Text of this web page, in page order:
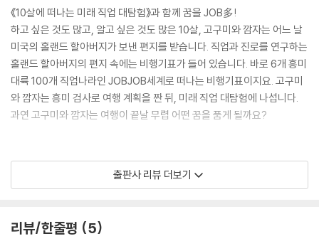
흰돌까만돌국 - 바둑기사
뽕뿅이기리아 - 프로게이머
플레이움 - 운동선수
퍼퓨미란드 - 조향사
솔져리아 - 직업 군인
불꺼또꺼국 - 소방관
반도체이카 - 반도체설계기술자
지켜낼끄아 - 문화재보존과학자
파일러트아 - 항공기조종사
《10살에 떠나는 미래 직업 대탐험》과 함께 꿈을 JOB多!
하고 싶은 것도 많고, 알고 싶은 것도 많은 10살, 고구미와 깜자는 어느 날
미국의 홀랜드 할아버지가 보낸 편지를 받습니다. 직업과 진로를 연구하는
홀랜드 할아버지의 편지 속에는 비행기표가 들어 있습니다. 바로 6개 흥미
대륙 100개 직업나라인 JOBJOB세계로 떠나는 비행기표이지요. 고구미
와 깜자는 흥미 검사로 여행 계획을 짠 뒤, 미래 직업 대탐험에 나섭니다.
과연 고구미와 깜자는 여행이 끝날 무렵 어떤 꿈을 품게 될까요?
직업심리학자와 직업전문연구원이 만들어낸 믿음직한 책
《10살에 떠나는 미래 직업 대탐험》은 미국의 저명한 직업심리학자 존 홀
가 100개의 직업을 분류했습니다. 단순히 다양한 직업의 나열에 그친 것이
출판사 리뷰 더보기
리뷰/한줄평 5